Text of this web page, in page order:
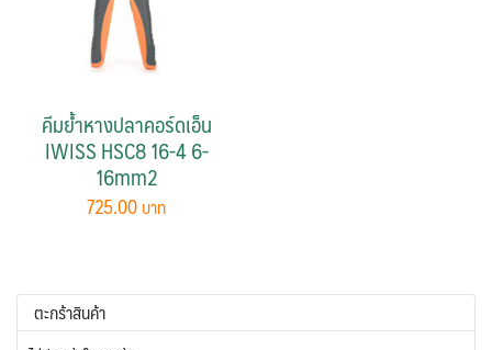
คีมย้ำหางปลาคอร์ดเอ็น
IWISS HSC8 16-4 6-
16mm2
725.00
ตะกร้าสินค้า